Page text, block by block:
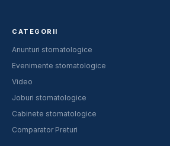
CATEGORII
Anunturi stomatologice
Evenimente stomatologice
Video
Joburi stomatologice
Cabinete stomatologice
Comparator Preturi